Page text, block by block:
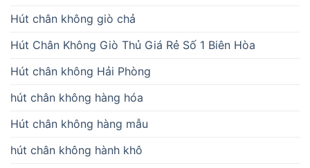
Hút chân không giò chả
Hút Chân Không Giò Thủ Giá Rẻ Số 1 Biên Hòa
Hút chân không Hải Phòng
hút chân không hàng hóa
Hút chân không hàng mẫu
hút chân không hành khô